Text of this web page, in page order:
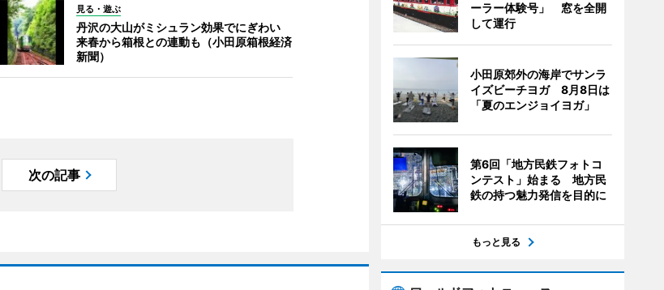
見る・遊ぶ
丹沢の大山がミシュラン効果でにぎわい
来春から箱根との連動も（小田原箱根経済
新聞）
次の記事
ーラー体験号」 窓を全開
して運行
小田原郊外の海岸でサンラ
イズビーチヨガ 8月8日は
「夏のエンジョイヨガ」
第6回「地方民鉄フォトコ
ンテスト」始まる 地方民
鉄の持つ魅力発信を目的に
もっと見る